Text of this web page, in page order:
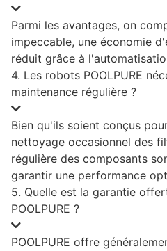
Parmi les avantages, on
impeccable, une économie
réduit grâce à
4. Les robots POOLPURE
maintenance régulière ?
Bien qu'ils soient conçus
nettoyage occasionnel des
régulière des composants
garantir une performance
5. Quelle est la garantie
POOLPURE ?
POOLPURE offre